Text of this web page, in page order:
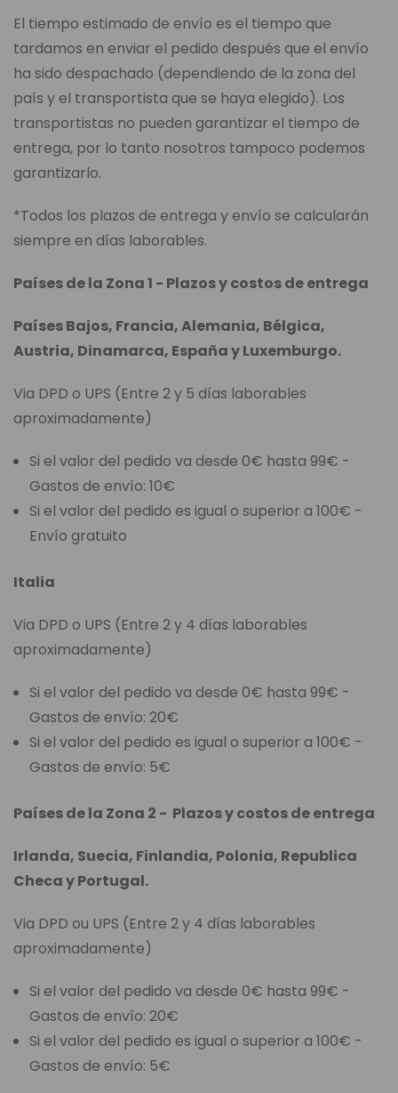
El tiempo estimado de envío es el tiempo que
tardamos en enviar el pedido después que el envío
ha sido despachado (dependiendo de la zona del
país y el transportista que se haya elegido). Los
transportistas no pueden garantizar el tiempo de
entrega, por lo tanto nosotros tampoco podemos
garantizarlo.
*Todos los plazos de entrega y envío se calcularán
siempre en días laborables.
Países de la Zona 1 - Plazos y costos de entrega
Países Bajos, Francia, Alemania, Bélgica,
Austria, Dinamarca, España y Luxemburgo.
Via DPD o UPS (Entre 2 y 5 días laborables
aproximadamente)
Si el valor del pedido va desde 0€ hasta 99€ -
Gastos de envío: 10€
Si el valor del pedido es igual o superior a 100€ -
Envío gratuito
Italia
Via DPD o UPS (Entre 2 y 4 días laborables
aproximadamente)
Si el valor del pedido va desde 0€ hasta 99€ -
Gastos de envío: 20€
Si el valor del pedido es igual o superior a 100€ -
Gastos de envío: 5€
Países de la Zona 2 - Plazos y costos de entrega
Irlanda, Suecia, Finlandia, Polonia, Republica
Checa y Portugal.
Via DPD ou UPS (Entre 2 y 4 días laborables
aproximadamente)
Si el valor del pedido va desde 0€ hasta 99€ -
Gastos de envío: 20€
Si el valor del pedido es igual o superior a 100€ -
Gastos de envío: 5€